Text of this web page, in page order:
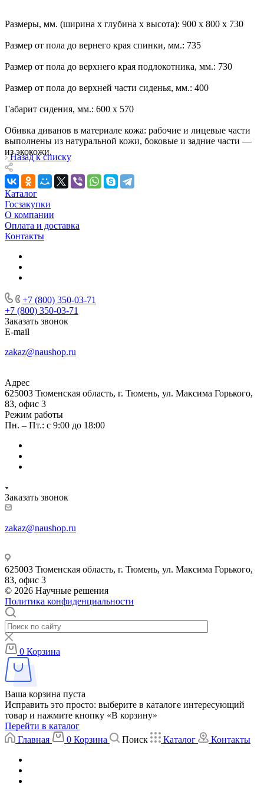
Размеры, мм. (ширина х глубина х высота): 900 х 800 х 730
Размер от пола до вернего края спинки, мм.: 735
Размер от пола до верхнего края подлокотника, мм.: 730
Размер от пола до верхней части сиденья, мм.: 400
Габарит сидения, мм.: 600 х 570
Обивка диванов в материале кожа: рабочие и лицевые части
выполнены из натуральной кожи, боковые и задние части —
из экокожи.
Назад к списку
Каталог
Госзакупки
О компании
Оплата и доставка
Контакты
+7 (800) 350-03-71
+7 (800) 350-03-71
Заказать звонок
E-mail
zakaz@naushop.ru
Адрес
625003 Тюменская область, г. Тюмень, ул. Максима Горького,
83, офис 3
Режим работы
Пн. – Пт.: с 9:00 до 18:00
Заказать звонок
zakaz@naushop.ru
625003 Тюменская область, г. Тюмень, ул. Максима Горького,
83, офис 3
© 2026 Научные решения
Политика конфиденциальности
0 Корзина
Ваша корзина пуста
Исправить это просто: выберите в каталоге интересующий
товар и нажмите кнопку «В корзину»
Перейти в каталог
Главная
0 Корзина Поиск Каталог Контакты